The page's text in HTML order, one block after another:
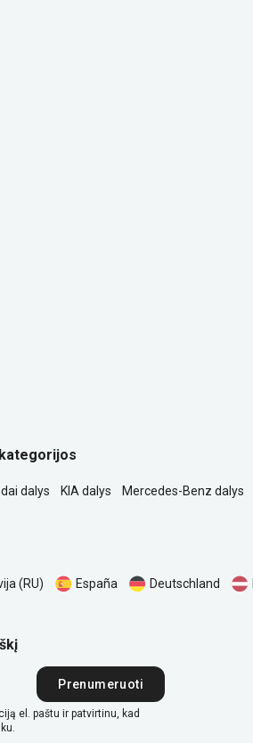
dalys KIA dalys Mercedes-Benz dalys
(RU) España Deutschland
Prenumeruoti
el. paštu ir patvirtinu, kad